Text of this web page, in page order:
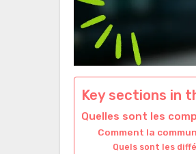
Key sections in
Quelles sont les
Comment la
Quels sont les